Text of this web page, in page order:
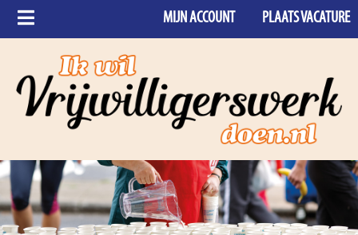
PLAATS VACATURE
MIJN ACCOUNT